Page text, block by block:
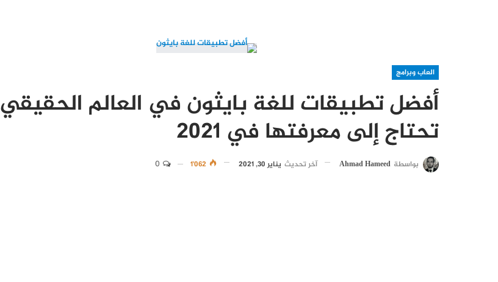
العاب وبرامج
أفضل تطبيقات للغة بايثون في العالم الحقيقي
تحتاج إلى معرفتها في 2021
بواسطة Ahmad Hameed آخر تحديث يناير 30, 2021